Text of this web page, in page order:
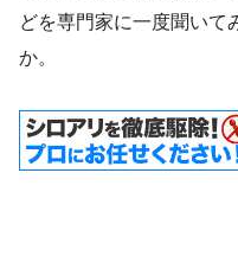
どを専門家に一度聞いて
か。